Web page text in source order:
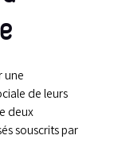
une
de leurs
deux
souscrits par